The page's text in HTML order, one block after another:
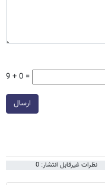
9 + 0 =
ارسال
نظرات غیرقابل انتشار: 0